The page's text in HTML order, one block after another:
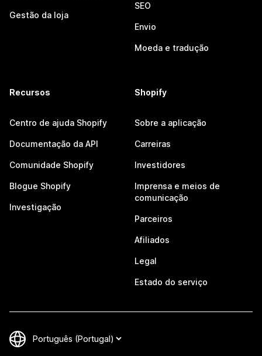
Gestão da loja
SEO
Envio
Moeda e tradução
Recursos
Centro de ajuda Shopify
Documentação da API
Comunidade Shopify
Blogue Shopify
Investigação
Shopify
Sobre a aplicação
Carreiras
Investidores
Imprensa e meios de
comunicação
Parceiros
Afiliados
Legal
Estado do serviço